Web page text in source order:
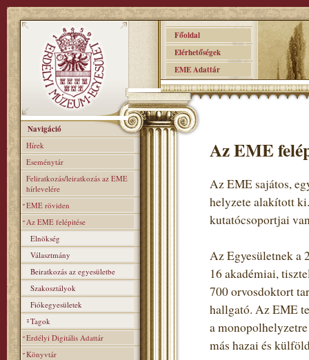
Főoldal
Elérhetőségek
EME Adattár
Navigáció
Hírek
Eseménytár
Feliratkozás/leiratkozás az EME
hírlevelére
EME röviden
Az EME felépitése
Elnökség
Választmány
Beiratkozás az egyesületbe
Szakosztályok
Fiókegyesületek
Tagok
Erdélyi Digitális Adattár
Könyvtár
Az EME
Az EME sajátos,
helyzete alakított
kutatócsoportjai
Az Egyesületnek a
16 akadémiai,
700 orvosdoktort
hallgató. Az EME
a
más hazai és